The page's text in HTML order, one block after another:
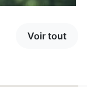
Voir tout